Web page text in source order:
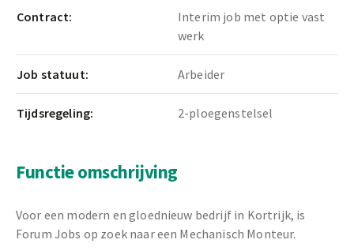
Contract:
Interim job met optie vast
werk
Job statuut: Arbeider
Tijdsregeling: 2-ploegenstelsel
Functie omschrijving
Voor een modern en gloednieuw bedrijf in Kortrijk, is
Forum Jobs op zoek naar een Mechanisch Monteur.